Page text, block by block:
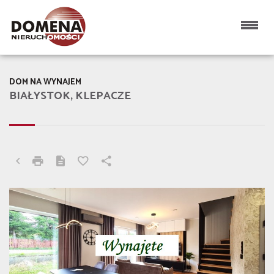
BIAŁYSTOK, KLEPACZE
DOM NA WYNAJEM